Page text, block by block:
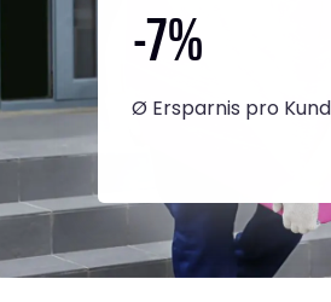
-7%
Ø Ersparnis pro